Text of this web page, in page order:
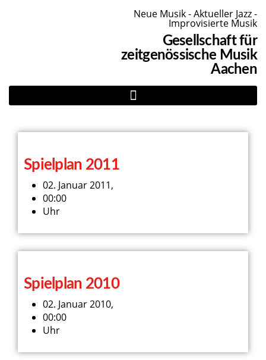
Neue Musik - Aktueller Jazz -
Improvisierte Musik
Gesellschaft für
zeitgenössische Musik
Aachen
Spielplan 2011
02. Januar 2011,
00:00
Uhr
Spielplan 2010
02. Januar 2010,
00:00
Uhr